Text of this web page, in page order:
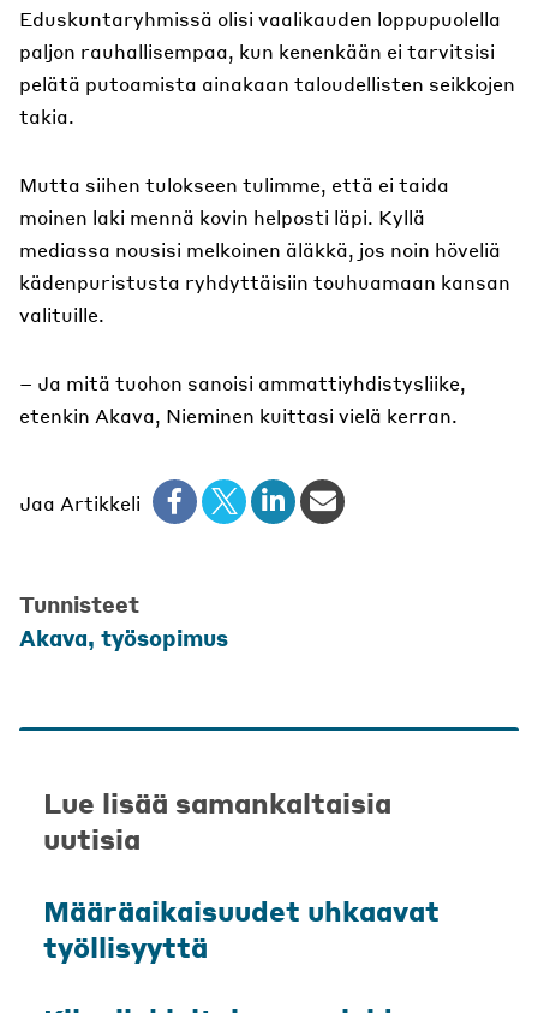
Eduskuntaryhmissä olisi vaalikauden loppupuolella
paljon rauhallisempaa, kun kenenkään ei tarvitsisi
pelätä putoamista ainakaan taloudellisten seikkojen
takia.
Mutta siihen tulokseen tulimme, että ei taida
moinen laki mennä kovin helposti läpi. Kyllä
mediassa nousisi melkoinen äläkkä, jos noin höveliä
kädenpuristusta ryhdyttäisiin touhuamaan kansan
valituille.
– Ja mitä tuohon sanoisi ammattiyhdistysliike,
etenkin Akava, Nieminen kuittasi vielä kerran.
Jaa Artikkeli
Tunnisteet
Akava, työsopimus
Lue lisää samankaltaisia
uutisia
Määräaikaisuudet uhkaavat
työllisyyttä